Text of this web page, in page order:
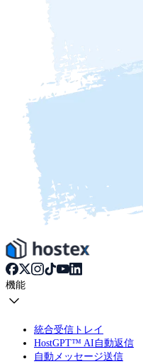
機能
統合受信トレイ
HostGPT™ AI自動返信
自動メッセージ送信